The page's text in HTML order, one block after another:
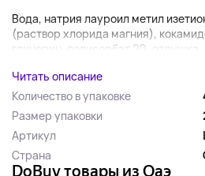
Вода, натрия лауроил метил
(раствор хлорида магния),
глицерин, полисорбат 20, отдушка,...
Читать описание
Количество в упаковке
Размер упаковки
Артикул
Страна